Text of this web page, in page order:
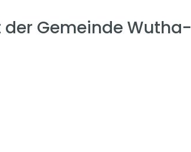
Gemeinde Wutha-